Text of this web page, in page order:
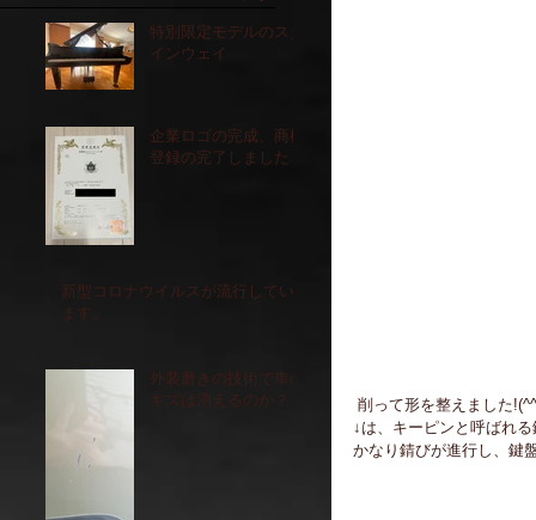
特別限定モデルのスタ
インウェイ
企業ロゴの完成、商標
登録の完了しました！
新型コロナウイルスが流行してい
ます。
外装磨きの技術で車の
キズは消えるのか？
削って形を整えました
↓は、キーピンと呼ばれ
かなり錆びが進行し、鍵